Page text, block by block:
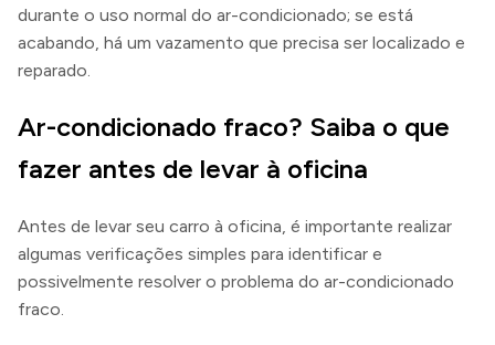
durante o uso normal do ar-condicionado; se está
acabando, há um vazamento que precisa ser localizado e
reparado.
Ar-condicionado fraco? Saiba o que
fazer antes de levar à oficina
Antes de levar seu carro à oficina, é importante realizar
algumas verificações simples para identificar e
possivelmente resolver o problema do ar-condicionado
fraco.